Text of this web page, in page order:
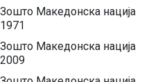
Зошто Македонска нација
1971
Зошто Македонска нација
2009